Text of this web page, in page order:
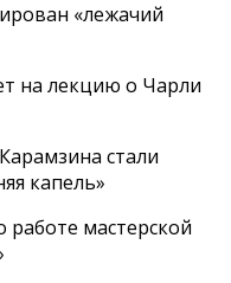
«лежачий
на лекцию о Чарли
стали
капель»
работе мастерской